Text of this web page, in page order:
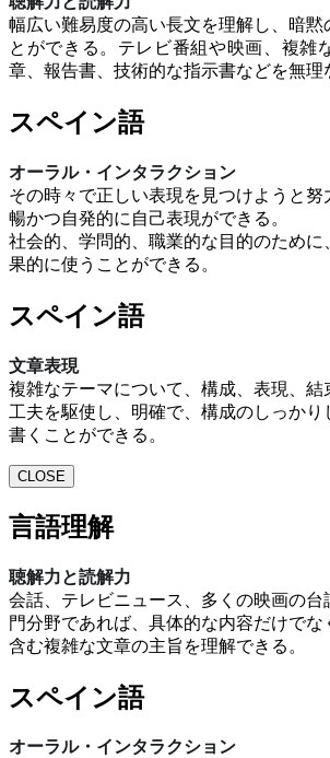
幅広い難易度の高い長文を理解し、暗黙
とができる。テレビ番組や映画、複雑
章、報告書、技術的な指示書などを無理
スペイン語
オーラル・インタラクション
その時々で正しい表現を見つけようと
暢かつ自発的に自己表現ができる。
社会的、学問的、職業的な目的のために
果的に使うことができる。
スペイン語
文章表現
複雑なテーマについて、構成、表現、結
工夫を駆使し、明確で、構成のしっかり
書くことができる。
CLOSE
言語理解
聴解力と読解力
会話、テレビニュース、多くの映画の台
門分野であれば、具体的な内容だけでな
含む複雑な文章の主旨を理解できる。
スペイン語
オーラル・インタラクション